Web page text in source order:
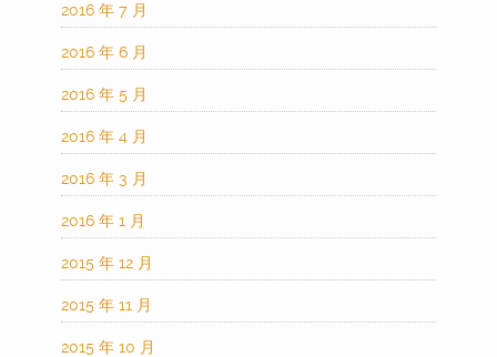
2016 年 7 月
2016 年 6 月
2016 年 5 月
2016 年 4 月
2016 年 3 月
2016 年 1 月
2015 年 12 月
2015 年 11 月
2015 年 10 月